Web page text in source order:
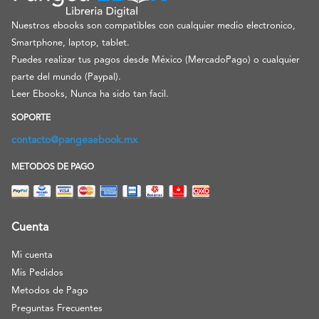
Nuestros ebooks son compatibles con cualquier medio electronico,
Smartphone, laptop, tablet.
Puedes realizar tus pagos desde México (MercadoPago) o cualquier
parte del mundo (Paypal).
Leer Ebooks, Nunca ha sido tan facil.
SOPORTE
contacto@pangeaebook.mx
METODOS DE PAGO
Cuenta
Mi cuenta
Mis Pedidos
Metodos de Pago
Preguntas Frecuentes